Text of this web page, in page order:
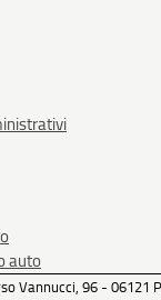
auto
Vannucci, 96 - 06121